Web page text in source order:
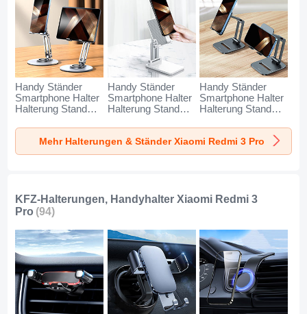
Handy Ständer
Smartphone Halter
Halterung Stand
Xiaomi Redmi 3
Pro Silber
Handy Ständer
Smartphone Halter
Halterung Stand
Xiaomi Redmi 3
Pro Weiß
Handy Ständer
Smartphone Halter
Halterung Stand
Xiaomi Redmi 3
Pro Schwarz
Mehr Halterungen & Ständer Xiaomi Redmi 3 Pro
KFZ-Halterungen, Handyhalter Xiaomi Redmi 3
Pro (94)